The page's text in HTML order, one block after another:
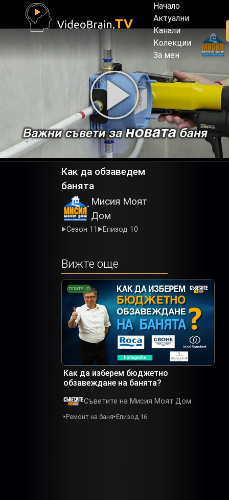
Начало
Актуални
Канали
Колекции
За мен
Как да обзаведем
банята
Мисия Моят
Дом
Сезон 11 Епизод 10
Вижте още
платено
Как да изберем бюджетно
обзавеждане на банята?
Съветите на Мисия Моят Дом
Ремонт на баня Епизод 16